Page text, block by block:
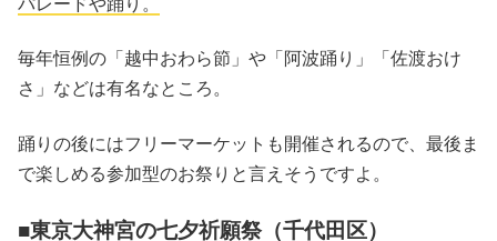
パレードや踊り。
毎年恒例の「越中おわら節」や「阿波踊り」「佐渡おけ
さ」などは有名なところ。
踊りの後にはフリーマーケットも開催されるので、最後ま
で楽しめる参加型のお祭りと言えそうですよ。
■東京大神宮の七夕祈願祭（千代田区）